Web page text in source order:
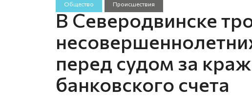
Общество Происшествия
В Северодвинске
перед судом за
банковского счета